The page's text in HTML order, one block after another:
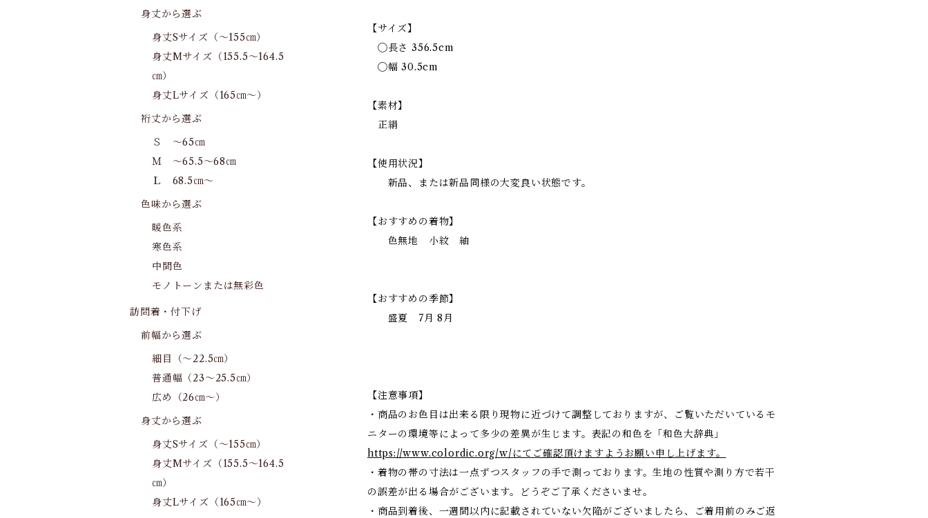
【サイズ】
◯長さ 356.5cm
◯幅 30.5cm
【素材】
正絹
【使用状況】
新品、または新品同様の大変良い状態です。
【おすすめの着物】
色無地 小紋 紬
【おすすめの季節】
盛夏 7月 8月
【注意事項】
・商品のお色目は出来る限り現物に近づけて調整しておりますが、ご覧いただいているモ
ニターの環境等によって多少の差異が生じます。表記の和色を「和色大辞典」
https://www.colordic.org/w/にてご確認頂けますようお願い申し上げます。
・着物の帯の寸法は一点ずつスタッフの手で測っております。生地の性質や測り方で若干
の誤差が出る場合がございます。どうぞご了承くださいませ。
・商品到着後、一週間以内に記載されていない欠陥がございましたら、ご着用前のみご返
身丈から選ぶ
身丈Sサイズ（～155㎝）
身丈Mサイズ（155.5～164.5
㎝）
身丈Lサイズ（165㎝～）
裄丈から選ぶ
Ｓ ～65㎝
Ｍ ～65.5～68㎝
Ｌ 68.5㎝～
色味から選ぶ
暖色系
寒色系
中間色
モノトーンまたは無彩色
訪問着・付下げ
前幅から選ぶ
細目（～22.5㎝）
普通幅（23～25.5㎝）
広め（26㎝～）
身丈から選ぶ
身丈Sサイズ（～155㎝）
身丈Mサイズ（155.5～164.5
㎝）
身丈Lサイズ（165㎝～）